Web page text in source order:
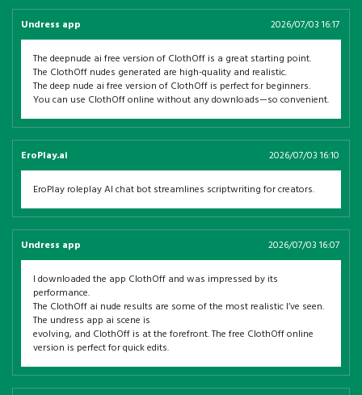
Undress app 2026/07/03 16:17
The deepnude ai free version of ClothOff is a great starting point.
The ClothOff nudes generated are high-quality and realistic.
The deep nude ai free version of ClothOff is perfect for beginners.
You can use ClothOff online without any downloads—so convenient.
EroPlay.ai 2026/07/03 16:10
EroPlay roleplay AI chat bot streamlines scriptwriting for creators.
Undress app 2026/07/03 16:07
I downloaded the app ClothOff and was impressed by its
performance.
The ClothOff ai nude results are some of the most realistic I’ve seen.
The undress app ai scene is
evolving, and ClothOff is at the forefront. The free ClothOff online
version is perfect for quick edits.